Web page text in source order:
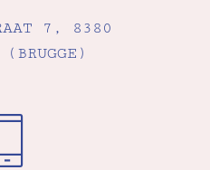
7, 8380
(BRUGGE)